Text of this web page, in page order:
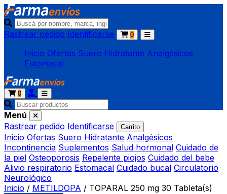
Rastrear pedido Identificarse 0
Inicio Ofertas Suero Hidratante Analgésicos
Estomacal
0
Menú
Rastrear pedido Identificarse Carrito
Inicio Ofertas Suero Hidratante Analgésicos
Incontinencia Suplementos Salud hormonal Cuidado de
la piel Osteoporosis Repelente piojos Cuidado del bebe
Alivio respiratorio Estomacal Cuidado bucal Circulatorio
Neurológico
Inicio / METILDOPA / TOPARAL 250 mg 30 Tableta(s)